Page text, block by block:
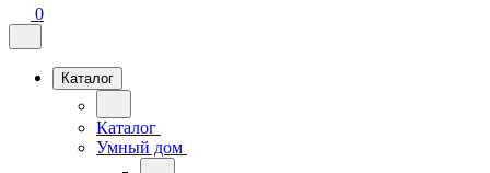
0
Каталог
Каталог
Умный дом